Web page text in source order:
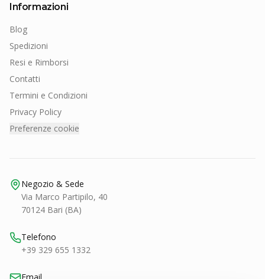
Informazioni
Blog
Spedizioni
Resi e Rimborsi
Contatti
Termini e Condizioni
Privacy Policy
Preferenze cookie
Negozio & Sede
Via Marco Partipilo, 40
70124 Bari (BA)
Telefono
+39 329 655 1332